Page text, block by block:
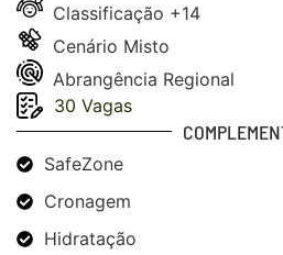
Classificação +14
Cenário Misto
Abrangência Regional
30 Vagas
SafeZone
Cronagem
Hidratação